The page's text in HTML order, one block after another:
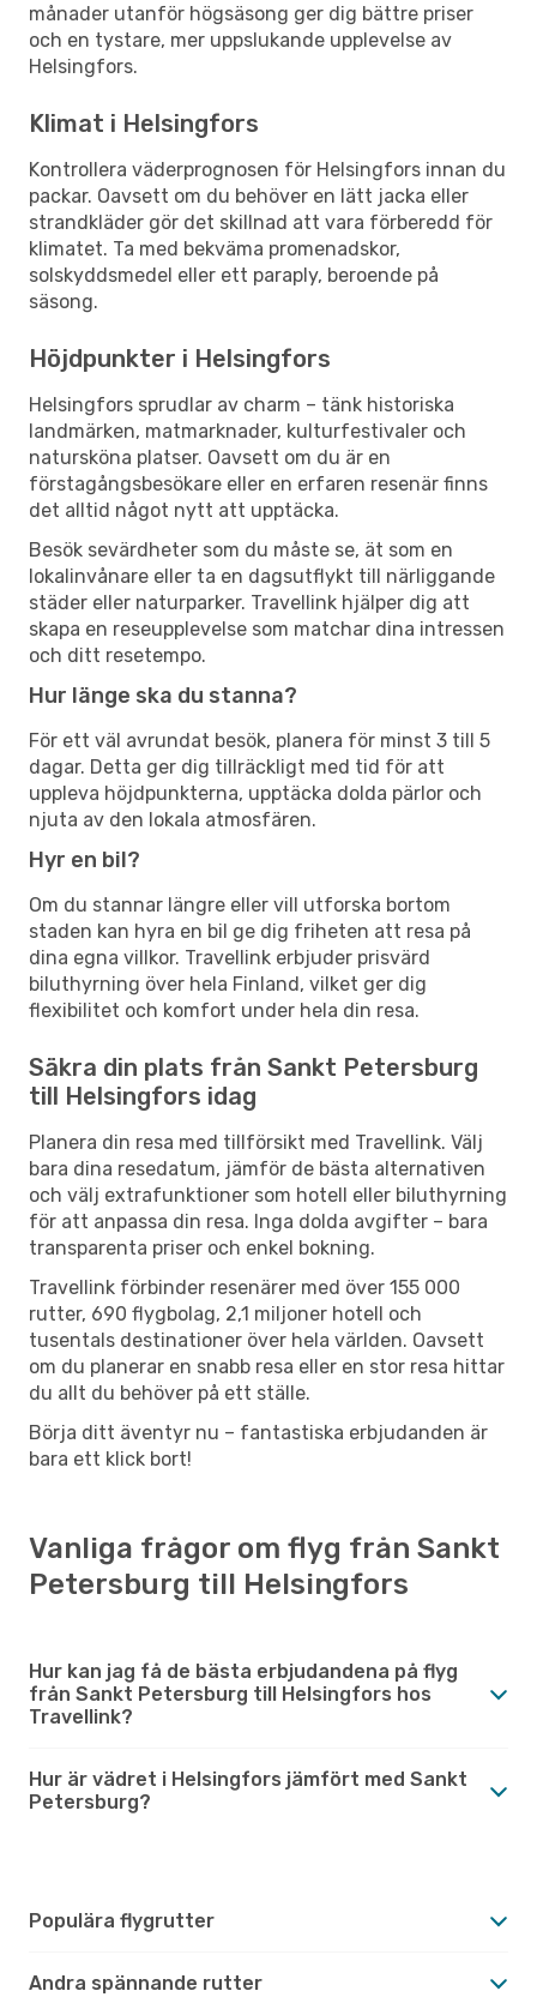
månader utanför högsäsong ger dig bättre priser
och en tystare, mer uppslukande upplevelse av
Helsingfors.
Klimat i Helsingfors
Kontrollera väderprognosen för Helsingfors innan du
packar. Oavsett om du behöver en lätt jacka eller
strandkläder gör det skillnad att vara förberedd för
klimatet. Ta med bekväma promenadskor,
solskyddsmedel eller ett paraply, beroende på
säsong.
Höjdpunkter i Helsingfors
Helsingfors sprudlar av charm – tänk historiska
landmärken, matmarknader, kulturfestivaler och
natursköna platser. Oavsett om du är en
förstagångsbesökare eller en erfaren resenär finns
det alltid något nytt att upptäcka.
Besök sevärdheter som du måste se, ät som en
lokalinvånare eller ta en dagsutflykt till närliggande
städer eller naturparker. Travellink hjälper dig att
skapa en reseupplevelse som matchar dina intressen
och ditt resetempo.
Hur länge ska du stanna?
För ett väl avrundat besök, planera för minst 3 till 5
dagar. Detta ger dig tillräckligt med tid för att
uppleva höjdpunkterna, upptäcka dolda pärlor och
njuta av den lokala atmosfären.
Hyr en bil?
Om du stannar längre eller vill utforska bortom
staden kan hyra en bil ge dig friheten att resa på
dina egna villkor. Travellink erbjuder prisvärd
biluthyrning över hela Finland, vilket ger dig
flexibilitet och komfort under hela din resa.
Säkra din plats från Sankt Petersburg
till Helsingfors idag
Planera din resa med tillförsikt med Travellink. Välj
bara dina resedatum, jämför de bästa alternativen
och välj extrafunktioner som hotell eller biluthyrning
för att anpassa din resa. Inga dolda avgifter – bara
transparenta priser och enkel bokning.
Travellink förbinder resenärer med över 155 000
rutter, 690 flygbolag, 2,1 miljoner hotell och
tusentals destinationer över hela världen. Oavsett
om du planerar en snabb resa eller en stor resa hittar
du allt du behöver på ett ställe.
Börja ditt äventyr nu – fantastiska erbjudanden är
bara ett klick bort!
Vanliga frågor om flyg från Sankt
Petersburg till Helsingfors
Hur kan jag få de bästa erbjudandena på flyg
från Sankt Petersburg till Helsingfors hos
Travellink?
Hur är vädret i Helsingfors jämfört med Sankt
Petersburg?
Populära flygrutter
Andra spännande rutter